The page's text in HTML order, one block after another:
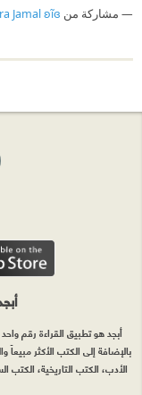
مشاركة من Jamal ʚĩɞ
أبجد هو تطبيق القراءة رقم
بالإضافة إلى الكتب الأكثر
الأدب، الكتب التاريخية، الكتب